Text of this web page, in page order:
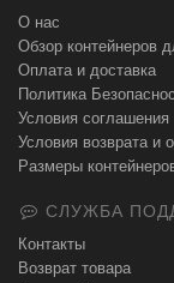
О нас
Обзор контейнеров
Оплата и доставка
Политика
Условия соглашения
Условия возврата и
Размеры
СЛУЖБА
Контакты
Возврат товара